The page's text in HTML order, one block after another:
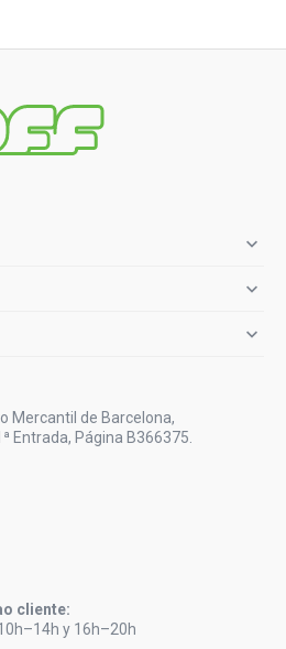



Mercantil de Barcelona,
Entrada, Página B366375.
cliente:
y 16h–20h